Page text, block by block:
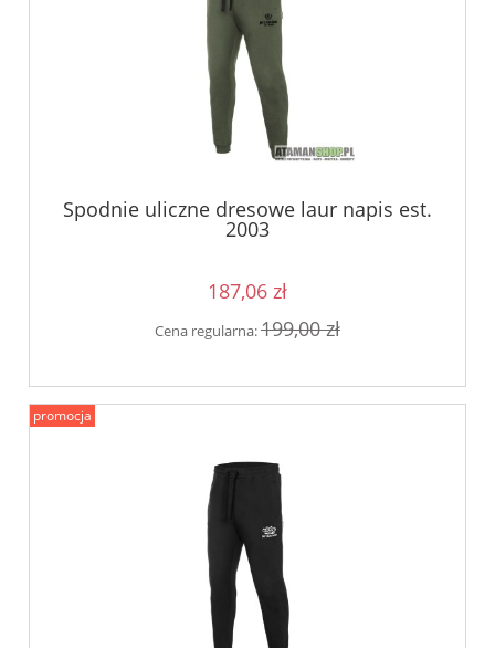
Spodnie uliczne dresowe laur napis est.
2003
187,06 zł
Cena regularna:199,00 zł
promocja